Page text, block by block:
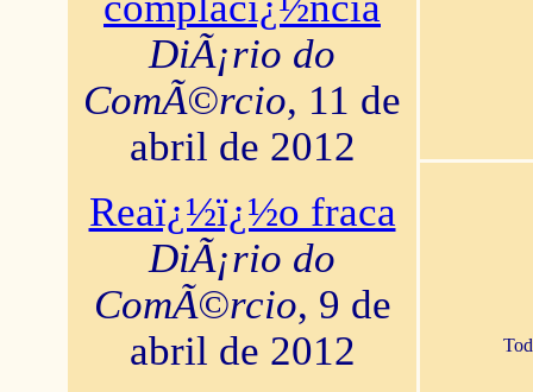
DiÃ¡rio do
ComÃ©rcio, 11 de
abril de 2012
Reaï¿½ï¿½o fraca
DiÃ¡rio do
ComÃ©rcio, 9 de
abril de 2012